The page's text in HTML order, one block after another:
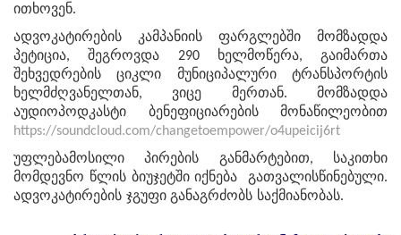
ითხოვენ.
ადვოკატირების კამპანიის ფარგლებში მომზადდა
პეტიცია, შეგროვდა 290 ხელმოწერა, გაიმართა
შეხვედრების ციკლი მუნიციპალური ტრანსპორტის
ხელმძღვანელთან, ვიცე მერთან. მომზადდა
აუდიოპოდკასტი ბენეფიციარების მონაწილეობით
https://soundcloud.com/changetoempower/o4upeicij6rt
უფლებამოსილი პირების განმარტებით, საკითხი
მომდევნო წლის ბიუჯეტში იქნება გათვალისწინებული.
ადვოკატირების ჯგუფი განაგრძობს საქმიანობას.